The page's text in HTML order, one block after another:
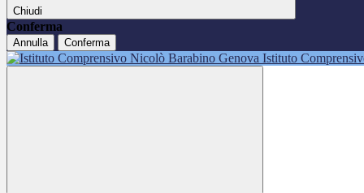
Chiudi
Conferma
Annulla Conferma
Istituto